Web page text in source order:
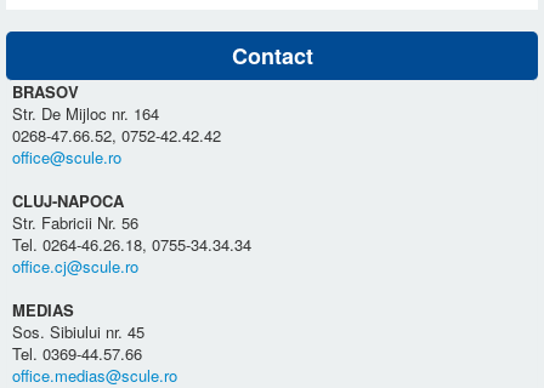
Contact
BRASOV
Str. De Mijloc nr. 164
0268-47.66.52, 0752-42.42.42
office@scule.ro
CLUJ-NAPOCA
Str. Fabricii Nr. 56
Tel. 0264-46.26.18, 0755-34.34.34
office.cj@scule.ro
MEDIAS
Sos. Sibiului nr. 45
Tel. 0369-44.57.66
office.medias@scule.ro